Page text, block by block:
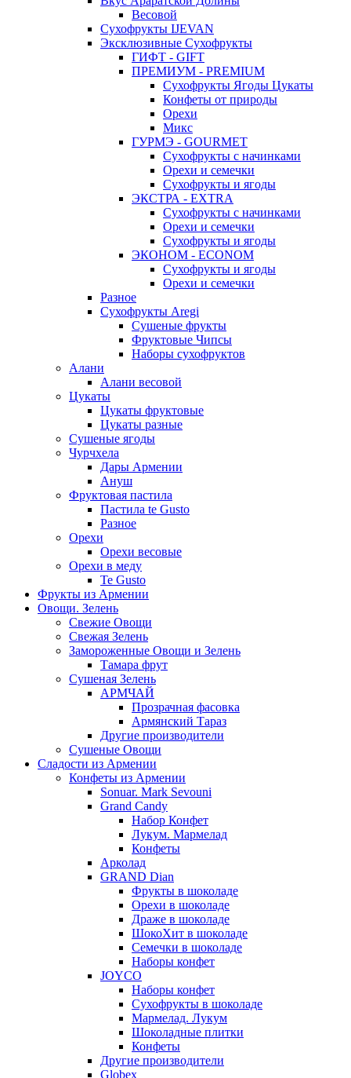
Весовой
Сухофрукты IJEVAN
Эксклюзивные Сухофрукты
ГИФТ - GIFT
ПРЕМИУМ - PREMIUM
Сухофрукты Ягоды Цукаты
Конфеты от природы
Орехи
Микс
ГУРМЭ - GOURMET
Сухофрукты с начинками
Орехи и семечки
Сухофрукты и ягоды
ЭКСТРА - EXTRA
Сухофрукты с начинками
Орехи и семечки
Сухофрукты и ягоды
ЭКОНОМ - ECONOM
Сухофрукты и ягоды
Орехи и семечки
Разное
Сухофрукты Aregi
Сушеные фрукты
Фруктовые Чипсы
Наборы сухофруктов
Алани
Алани весовой
Цукаты
Цукаты фруктовые
Цукаты разные
Сушеные ягоды
Чурчхела
Дары Армении
Ануш
Фруктовая пастила
Пастила te Gusto
Разное
Орехи
Орехи весовые
Орехи в меду
Te Gusto
Фрукты из Армении
Овощи. Зелень
Свежие Овощи
Свежая Зелень
Замороженные Овощи и Зелень
Тамара фрут
Сушеная Зелень
АРМЧАЙ
Прозрачная фасовка
Армянский Тараз
Другие производители
Сушеные Овощи
Сладости из Армении
Конфеты из Армении
Sonuar. Mark Sevouni
Grand Candy
Набор Конфет
Лукум. Мармелад
Конфеты
Арколад
GRAND Dian
Фрукты в шоколаде
Орехи в шоколаде
Драже в шоколаде
ШокоХит в шоколаде
Семечки в шоколаде
Наборы конфет
JOYCO
Наборы конфет
Сухофрукты в шоколаде
Мармелад. Лукум
Шоколадные плитки
Конфеты
Другие производители
Globex